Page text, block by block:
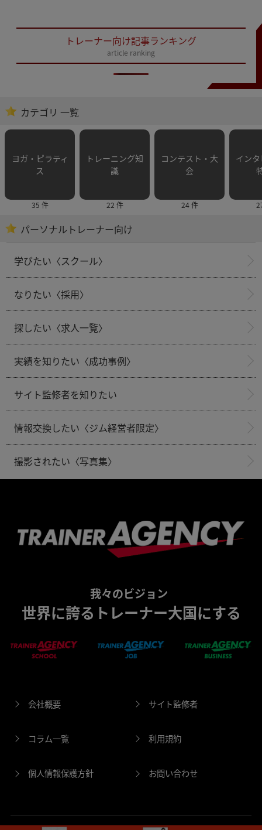
トレーナー向け記事ランキング
article ranking
カテゴリ 一覧
ヨガ・ピラティ
ス
35 件
トレーニング知
識
22 件
コンテスト・大
会
24 件
イン
パーソナルトレーナー向け
学びたい〈スクール〉
なりたい〈採用〉
探したい〈求人一覧〉
実績を知りたい〈成功事例〉
サイト監修者を知りたい
情報交換したい〈ジム経営者限定〉
撮影されたい〈写真集〉
我々のビジョン
世界に誇るトレーナー大国にする
会社概要 サイト監修者
コラム一覧 利用規約
個人情報保護方針 お問い合わせ